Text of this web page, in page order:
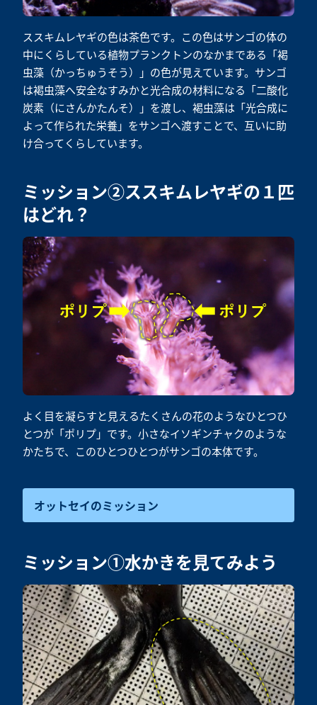
ススキムレヤギの色は茶色です。この色はサンゴの体の
中にくらしている植物プランクトンのなかまである「褐
虫藻（かっちゅうそう）」の色が見えています。サンゴ
は褐虫藻へ安全なすみかと光合成の材料になる「二酸化
炭素（にさんかたんそ）」を渡し、褐虫藻は「光合成に
よって作られた栄養」をサンゴへ渡すことで、互いに助
け合ってくらしています。
ミッション②ススキムレヤギの１匹
はどれ？
よく目を凝らすと見えるたくさんの花のようなひとつひ
とつが「ポリプ」です。小さなイソギンチャクのような
かたちで、このひとつひとつがサンゴの本体です。
オットセイのミッション
ミッション①水かきを見てみよう